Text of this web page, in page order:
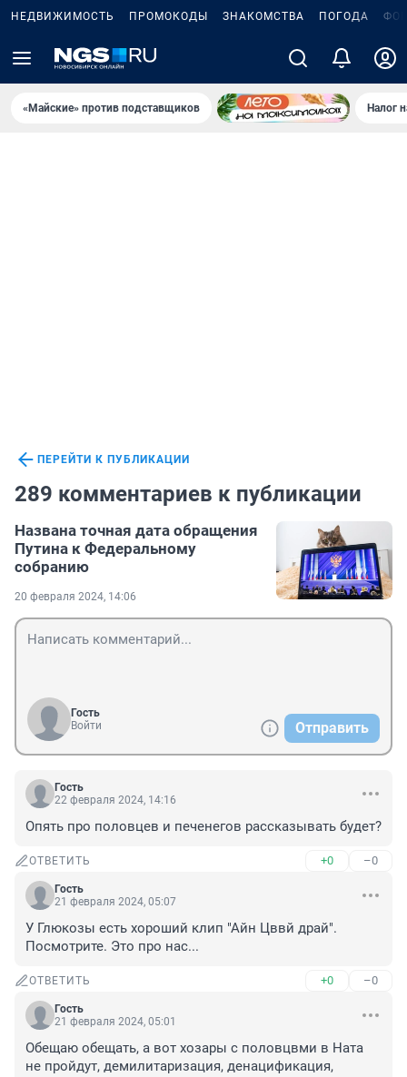
НЕДВИЖИМОСТЬ ПРОМОКОДЫ ЗНАКОМСТВА ПОГОДА
«Майские» против подставщиков Налог
ПЕРЕЙТИ К ПУБЛИКАЦИИ
289 комментариев к публикации
Названа точная дата обращения
Путина к Федеральному
собранию
20 февраля 2024, 14:06
Гость
Войти
Отправить
Гость
22 февраля 2024, 14:16
Опять про половцев и печенегов рассказывать будет?
ОТВЕТИТЬ +0 –0
Гость
21 февраля 2024, 05:07
У Глюкозы есть хороший клип "Айн Цввй драй".
Посмотрите. Это про нас...
ОТВЕТИТЬ +0 –0
Гость
21 февраля 2024, 05:01
Обещаю обещать, а вот хозары с половцвми в Ната
не пройдут, демилитаризация, денацификация,